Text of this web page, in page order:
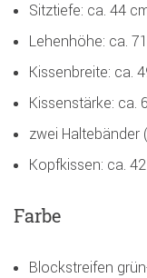
Sitztiefe: ca. 44
Lehenhöhe: ca.
Kissenbreite: ca.
Kissenstärke: ca.
zwei Haltebänder
Kopfkissen: ca.
Farbe
Blockstreifen